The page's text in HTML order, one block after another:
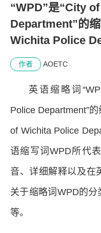
“WPD”是“City
Department”的
Wichita Police
作者 AOETC
英语缩略词
Police Department”
of Wichita Police
语缩写词WPD所代
音、详细解释以及在
关于缩略词WPD的分
等。